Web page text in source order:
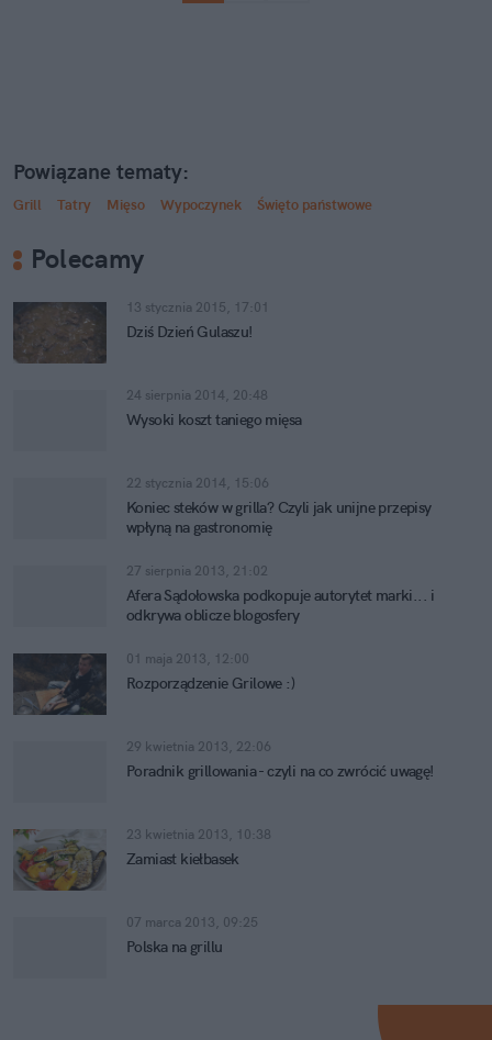
Powiązane tematy:
Grill Tatry Mięso Wypoczynek Święto państwowe
Polecamy
13 stycznia 2015, 17:01
Dziś Dzień Gulaszu!
24 sierpnia 2014, 20:48
Wysoki koszt taniego mięsa
22 stycznia 2014, 15:06
Koniec steków w grilla? Czyli jak unijne przepisy
wpłyną na gastronomię
27 sierpnia 2013, 21:02
Afera Sądołowska podkopuje autorytet marki... i
odkrywa oblicze blogosfery
01 maja 2013, 12:00
Rozporządzenie Grilowe :)
29 kwietnia 2013, 22:06
Poradnik grillowania - czyli na co zwrócić uwagę!
23 kwietnia 2013, 10:38
Zamiast kiełbasek
07 marca 2013, 09:25
Polska na grillu